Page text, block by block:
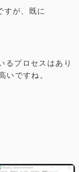
すが、既に
るプロセスはあり
いですね。